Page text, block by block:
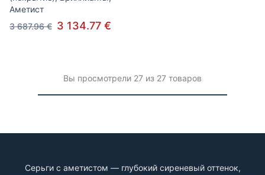
Серьги с аметистом — глубокий сиреневый оттенок,
Аметист
3 687.96 € 3 134.77 €
Вы просмотрели 27 из 27 товаров